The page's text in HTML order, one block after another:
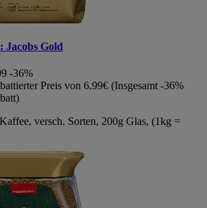
Jacobs Gold
-36%
Preis von 6.99€ (Insgesamt -36%
versch. Sorten, 200g Glas, (1kg =